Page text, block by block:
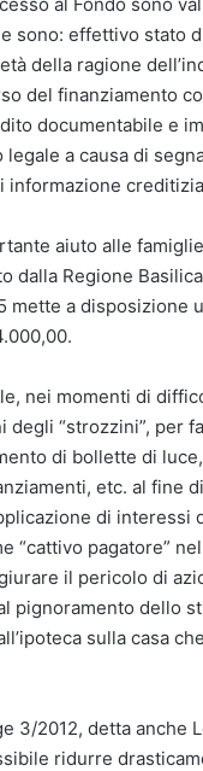
sono: effettivo stato
della ragione
del finanziamento
documentabile e
a causa di
informazione
aiuto alle
dalla Regione
mette a disposizione
nei momenti di
degli “strozzini”, per
di bollette di
etc. al fine
di interessi
“cattivo pagatore”
il pericolo di
pignoramento dello
sulla casa
3/2012, detta anche
ridurre